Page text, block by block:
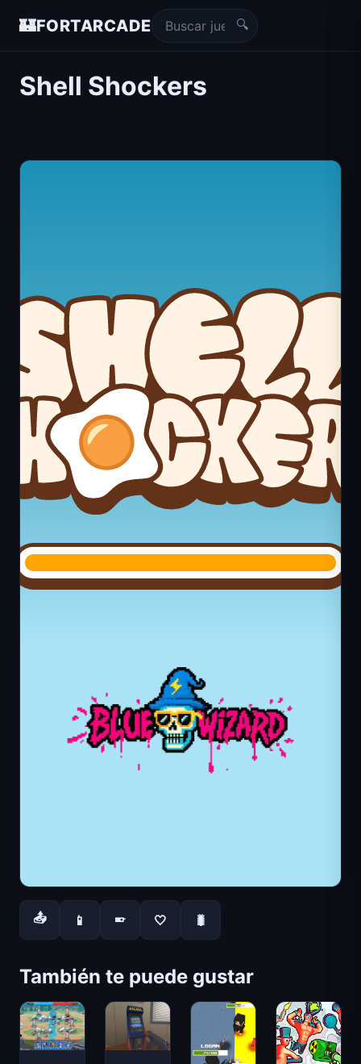
🏰FORTARCADE 🔍
Shell Shockers
📤 📱 📱 🤍 🐛
También te puede gustar